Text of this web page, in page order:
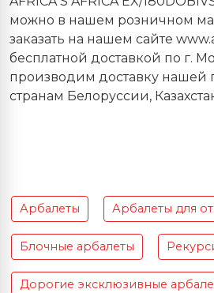
можно в нашем розничном
заказать на нашем сайте
бесплатной доставкой по г.
производим доставку нашей
странам Белоруссии,
Арбалеты Арбалеты для
Блочные арбалеты
Дорогие эксклюзивные